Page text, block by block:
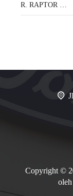
EVEREST
Copyright ©
oleh